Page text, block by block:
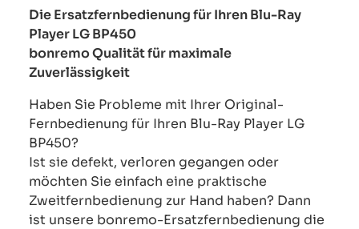
Die Ersatzfernbedienung für Ihren Blu-Ray
Player LG BP450
bonremo Qualität für maximale
Zuverlässigkeit
Haben Sie Probleme mit Ihrer Original-
Fernbedienung für Ihren Blu-Ray Player LG
BP450?
Ist sie defekt, verloren gegangen oder
möchten Sie einfach eine praktische
Zweitfernbedienung zur Hand haben? Dann
ist unsere bonremo-Ersatzfernbedienung die